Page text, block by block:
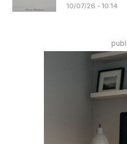
10/07/26 - 10:14